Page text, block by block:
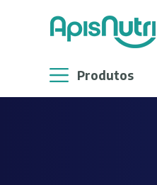
produtos